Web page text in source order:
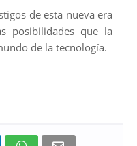
de esta nueva era
posibilidades que la
de la tecnología.